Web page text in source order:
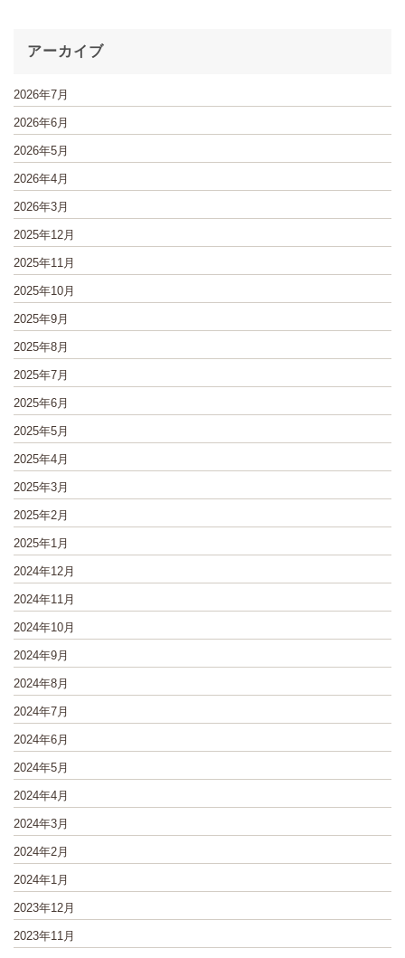
アーカイブ
2026年7月
2026年6月
2026年5月
2026年4月
2026年3月
2025年12月
2025年11月
2025年10月
2025年9月
2025年8月
2025年7月
2025年6月
2025年5月
2025年4月
2025年3月
2025年2月
2025年1月
2024年12月
2024年11月
2024年10月
2024年9月
2024年8月
2024年7月
2024年6月
2024年5月
2024年4月
2024年3月
2024年2月
2024年1月
2023年12月
2023年11月